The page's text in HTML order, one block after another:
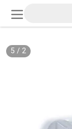
2
/
5